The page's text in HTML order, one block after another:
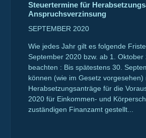
Steuertermine für
Anspruchsverzinsung
SEPTEMBER 2020
Wie jedes Jahr gilt es folgende
September 2020 bzw. ab 1. Oktober
beachten : Bis spätestens 30.
können (wie im Gesetz vorgesehen)
Herabsetzungsanträge für die
2020 für Einkommen- und
zuständigen Finanzamt gestellt...